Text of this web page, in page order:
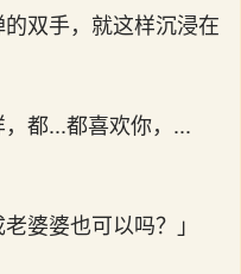
双手，就这样沉浸在
，都...都喜欢你，...
婆婆也可以吗？」